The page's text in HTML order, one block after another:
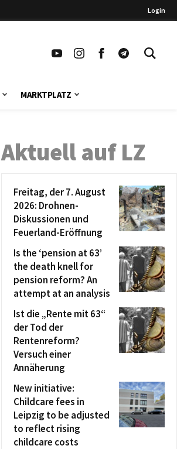
Login
MARKTPLATZ
Aktuell auf LZ
Freitag, der 7. August
2026: Drohnen-
Diskussionen und
Feuerland-Eröffnung
Is the ‘pension at 63’
the death knell for
pension reform? An
attempt at an analysis
Ist die „Rente mit 63“
der Tod der
Rentenreform?
Versuch einer
Annäherung
New initiative:
Childcare fees in
Leipzig to be adjusted
to reflect rising
childcare costs